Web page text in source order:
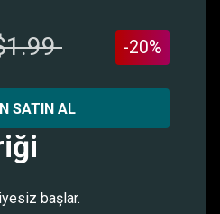
-20%
SATIN AL
başlar.